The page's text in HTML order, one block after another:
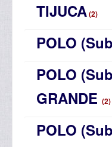
TIJUCA(2)
POLO
POLO
GRANDE (2)
POLO